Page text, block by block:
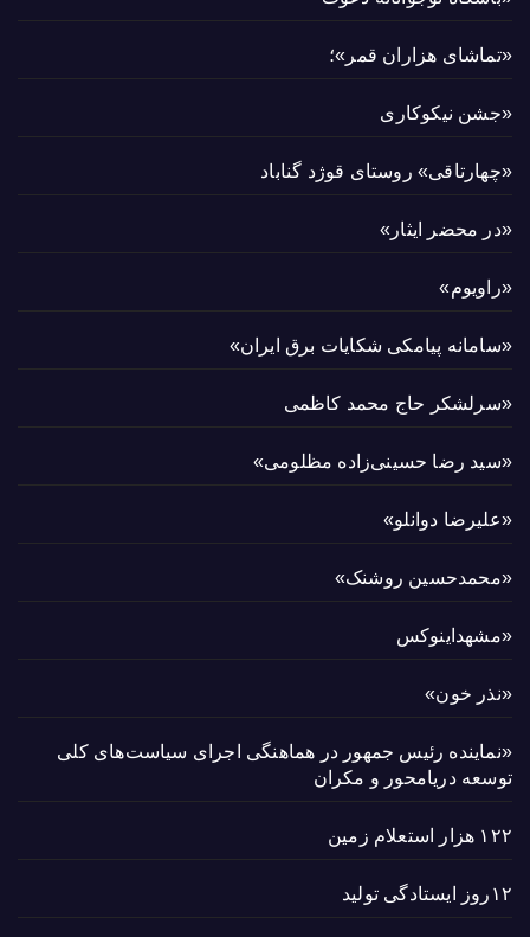
«تماشای هزاران قمر»؛
«جشن نیکوکاری
«چهارتاقی» روستای قوژد گناباد
«در محضر ایثار»
«راویوم»
«سامانه پیامکی شکایات برق ایران»
«سرلشکر حاج محمد کاظمی
«سید رضا حسینی‌زاده مظلومی»
«علیرضا دوانلو»
«محمدحسین روشنک»
«مشهداینوکس
«نذر خون»
«نماینده رئیس جمهور در هماهنگی اجرای سیاست‌های کلی
توسعه دریامحور و مکران
۱۲۲ هزار استعلام زمین
۱۲روز ایستادگی تولید